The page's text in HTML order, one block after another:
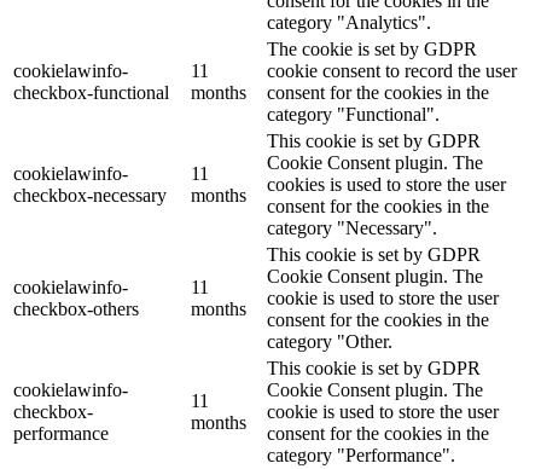
category "Analytics".
cookielawinfo-
checkbox-functional
11
months
The cookie is set by GDPR
cookie consent to record the user
consent for the cookies in the
category "Functional".
cookielawinfo-
checkbox-necessary
11
months
This cookie is set by GDPR
Cookie Consent plugin. The
cookies is used to store the user
consent for the cookies in the
category "Necessary".
cookielawinfo-
checkbox-others
11
months
This cookie is set by GDPR
Cookie Consent plugin. The
cookie is used to store the user
consent for the cookies in the
category "Other.
cookielawinfo-
checkbox-
performance
11
months
This cookie is set by GDPR
Cookie Consent plugin. The
cookie is used to store the user
consent for the cookies in the
category "Performance".